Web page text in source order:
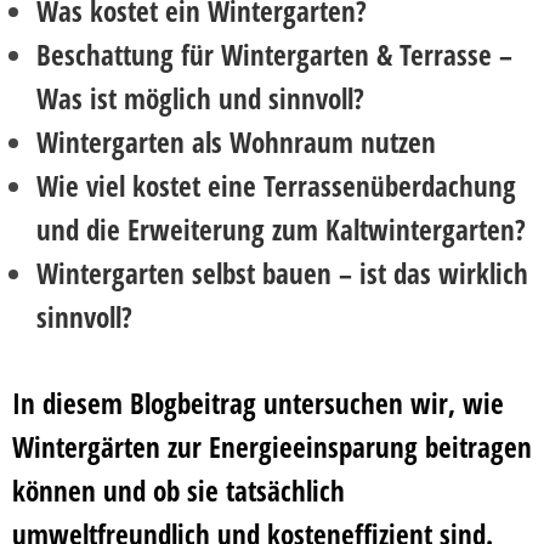
Was kostet ein Wintergarten?
Beschattung für Wintergarten & Terrasse –
Was ist möglich und sinnvoll?
Wintergarten als Wohnraum nutzen
Wie viel kostet eine Terrassenüberdachung
und die Erweiterung zum Kaltwintergarten?
Wintergarten selbst bauen – ist das wirklich
sinnvoll?
In diesem Blogbeitrag untersuchen wir, wie
Wintergärten zur Energieeinsparung beitragen
können und ob sie tatsächlich
umweltfreundlich und kosteneffizient sind.